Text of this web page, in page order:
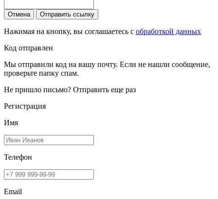
Отмена Отправить ссылку
Нажимая на кнопку, вы соглашаетесь с обработкой данных
Код отправлен
Мы отправили код на вашу почту. Если не нашли сообщение,
проверьте папку спам.
Не пришло письмо? Отправить еще раз
Регистрация
Имя
Телефон
Email